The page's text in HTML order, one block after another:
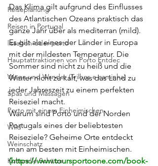
Reiseplanung
Reisen in Portugal
lissabon-oder-porto
Hauptattraktionen von Porto Entdec
Wege und Wander (Trilhos e caminha)
Spas und Massagen
Porto mit einem Einheimischen
Wild
Weinschatz
Kulturelle Schätze
Das Klima gilt aufgrund des Einflusses
des Atlantischen Ozeans praktisch das
ganze Jahr über als mediterran (mild).
Es gilt als eines der Länder in Europa
mit der mildesten Temperatur. Die
Sommer sind nicht zu heiß und die
Winter nicht zu kalt, was das Land zu
jeder Jahreszeit zu einem perfekten
Reiseziel macht.
Warum sind Porto und der Norden
Portugals eines der beliebtesten
Reiseziele? Geheime Orte entdeckt
man am besten mit Einheimischen.
(https://www.toursportoone.com/book-